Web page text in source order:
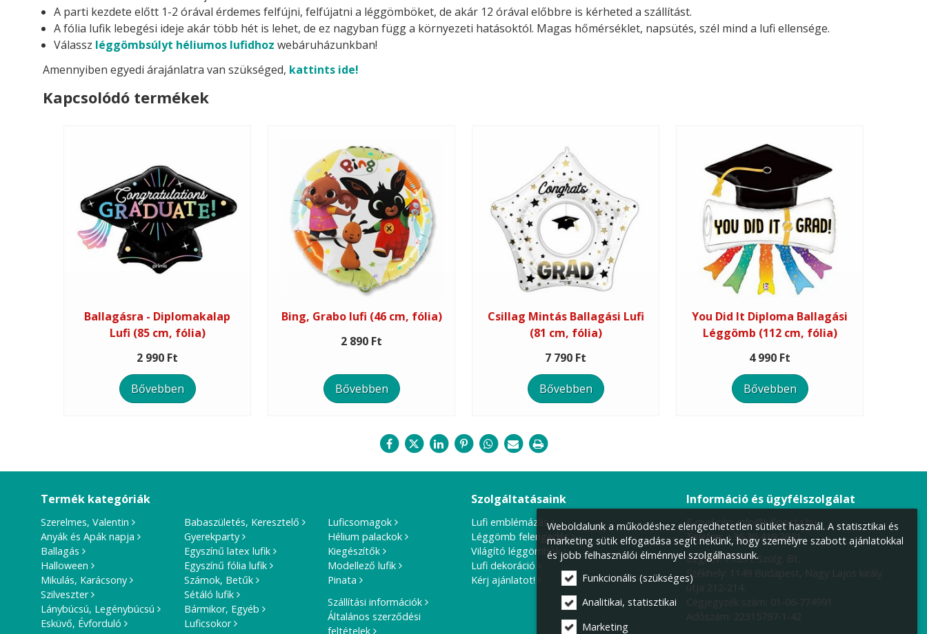
A parti kezdete előtt 1-2 órával érdemes felfújni, felfújatni a léggömböket, de akár 12 órával előbbre is kérheted a szállítást.
A fólia lufik lebegési ideje akár több hét is lehet, de ez nagyban függ a környezeti hatásoktól. Magas hőmérséklet, napsütés, szél mind a lufi ellensége.
Válassz léggömbsúlyt héliumos lufidhoz webáruházunkban!
Amennyiben egyedi árajánlatra van szükséged, kattints ide!
Kapcsolódó termékek
Ballagásra - Diplomakalap
Lufi (85 cm, fólia)
2 990 Ft
Bővebben
Bing, Grabo lufi (46 cm, fólia)
2 890 Ft
Bővebben
Csillag Mintás Ballagási Lufi
(81 cm, fólia)
7 790 Ft
Bővebben
You Did It Diploma Ballagási
Léggömb (112 cm, fólia)
4 990 Ft
Bővebben
Termék kategóriák
Szerelmes, Valentin
Anyák és Apák napja
Ballagás
Halloween
Mikulás, Karácsony
Szilveszter
Lánybúcsú, Legénybúcsú
Esküvő, Évforduló
Babaszületés, Keresztelő
Gyerekparty
Egyszínű latex lufik
Egyszínű fólia lufik
Számok, Betűk
Sétáló lufik
Bármikor, Egyéb
Luficsokor
Luficsomagok
Hélium palackok
Kiegészítők
Modellező lufik
Pinata
Szállítási információk
Általános szerződési
feltételek
Szolgáltatásaink
Lufi emblémázás
Léggömb felengedés
Világító léggömbök
Lufi dekoráció
Kérj ajánlatot!
Információ és ügyfélszolgálat
E-mail cím:info@lufiposta.hu
Telefon:+36 30 419 2621
Cégnév: F.I.S.H. Szolg. Bt.
Székhely: 1149 Budapest, Nagy Lajos király
útja 212-214.
Cégjegyzék szám: 01-06-774991
Adószám: 22315797-1-42
Weboldalunk a működéshez elengedhetetlen sütiket használ. A statisztikai és
marketing sütik elfogadása segít nekünk, hogy személyre szabott ajánlatokkal
és jobb felhasználói élménnyel szolgálhassunk.
Funkcionális (szükséges)
Analitikai, statisztikai
Marketing